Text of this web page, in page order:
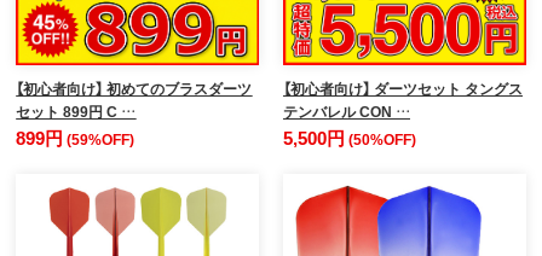
【初心者向け】 初めてのブラスダーツ
セット 899円 C …
899円(59%OFF)
【初心者向け】 ダーツセット タングス
テンバレル CON …
5,500円 (50%OFF)